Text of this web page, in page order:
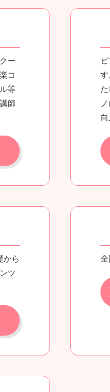
ー
コ
等
師
す
向
から
ツ
全